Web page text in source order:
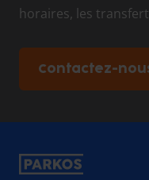
horaires, les
Contactez-